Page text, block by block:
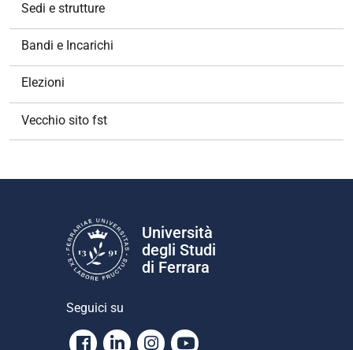
Sedi e strutture
Bandi e Incarichi
Elezioni
Vecchio sito fst
Università
degli Studi
di Ferrara
Seguici su
Facebook
LinkedinInstagram
Youtube